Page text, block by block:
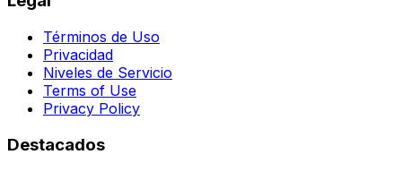
Términos de Uso
Privacidad
Niveles de Servicio
Terms of Use
Privacy Policy
Destacados